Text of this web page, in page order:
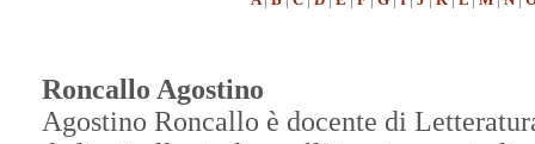
Roncallo Agostino
Agostino Roncallo è docente di